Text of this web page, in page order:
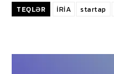
TEQLƏR İRİA startap